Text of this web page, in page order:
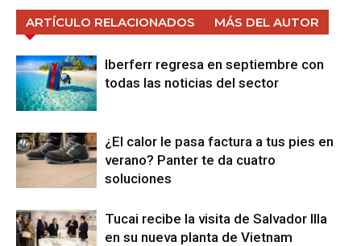
ARTÍCULO RELACIONADOS MÁS DEL AUTOR
Iberferr regresa en septiembre con
todas las noticias del sector
¿El calor le pasa factura a tus pies en
verano? Panter te da cuatro
soluciones
Tucai recibe la visita de Salvador Illa
en su nueva planta de Vietnam